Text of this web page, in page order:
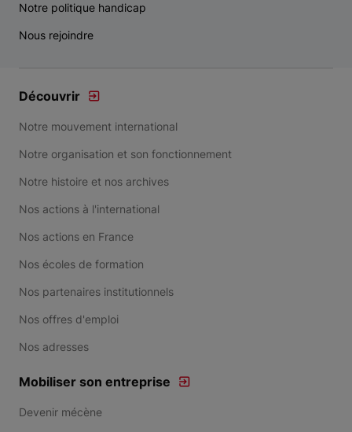
Notre politique handicap
Nous rejoindre
Découvrir
Notre mouvement international
Notre organisation et son fonctionnement
Notre histoire et nos archives
Nos actions à l'international
Nos actions en France
Nos écoles de formation
Nos partenaires institutionnels
Nos offres d'emploi
Nos adresses
Mobiliser son entreprise
Devenir mécène